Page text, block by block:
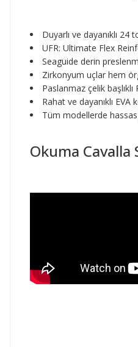
Duyarlı ve dayanıklı
UFR: Ultimate Flex
Seaguide derin
Zirkonyum uçlar hem
Paslanmaz çelik
Rahat ve dayanıklı
Tüm modellerde
Okuma Cavalla